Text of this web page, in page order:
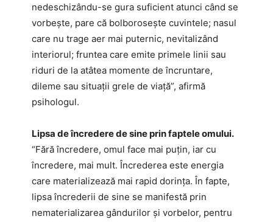
nedeschizându-se gura suficient atunci când se
vorbește, pare că bolborosește cuvintele; nasul
care nu trage aer mai puternic, nevitalizând
interiorul; fruntea care emite primele linii sau
riduri de la atâtea momente de încruntare,
dileme sau situații grele de viață”, afirmă
psihologul.
Lipsa de încredere de sine prin faptele omului.
“Fără încredere, omul face mai puțin, iar cu
încredere, mai mult. Încrederea este energia
care materializează mai rapid dorința. În fapte,
lipsa încrederii de sine se manifestă prin
nematerializarea gândurilor și vorbelor, pentru